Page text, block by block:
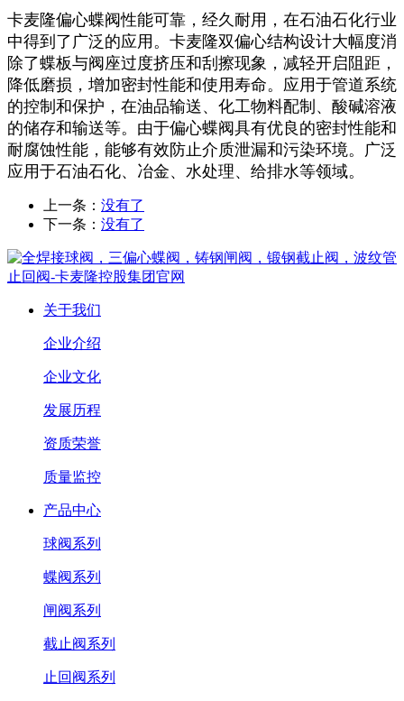
卡麦隆偏心蝶阀性能可靠，经久耐用，在石油石化行业
中得到了广泛的应用。卡麦隆双偏心结构设计大幅度消
除了蝶板与阀座过度挤压和刮擦现象，减轻开启阻距，
降低磨损，增加密封性能和使用寿命。应用于管道系统
的控制和保护，在油品输送、化工物料配制、酸碱溶液
的储存和输送等。由于偏心蝶阀具有优良的密封性能和
耐腐蚀性能，能够有效防止介质泄漏和污染环境。广泛
应用于石油石化、冶金、水处理、给排水等领域。
上一条： 没有了
下一条： 没有了
关于我们
企业介绍
企业文化
发展历程
资质荣誉
质量监控
产品中心
球阀系列
蝶阀系列
闸阀系列
截止阀系列
止回阀系列